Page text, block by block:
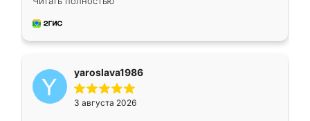
довольны работой. Спасибо Ренессанс
мебель за качественную работу!
yaroslava1986
3 августа 2026